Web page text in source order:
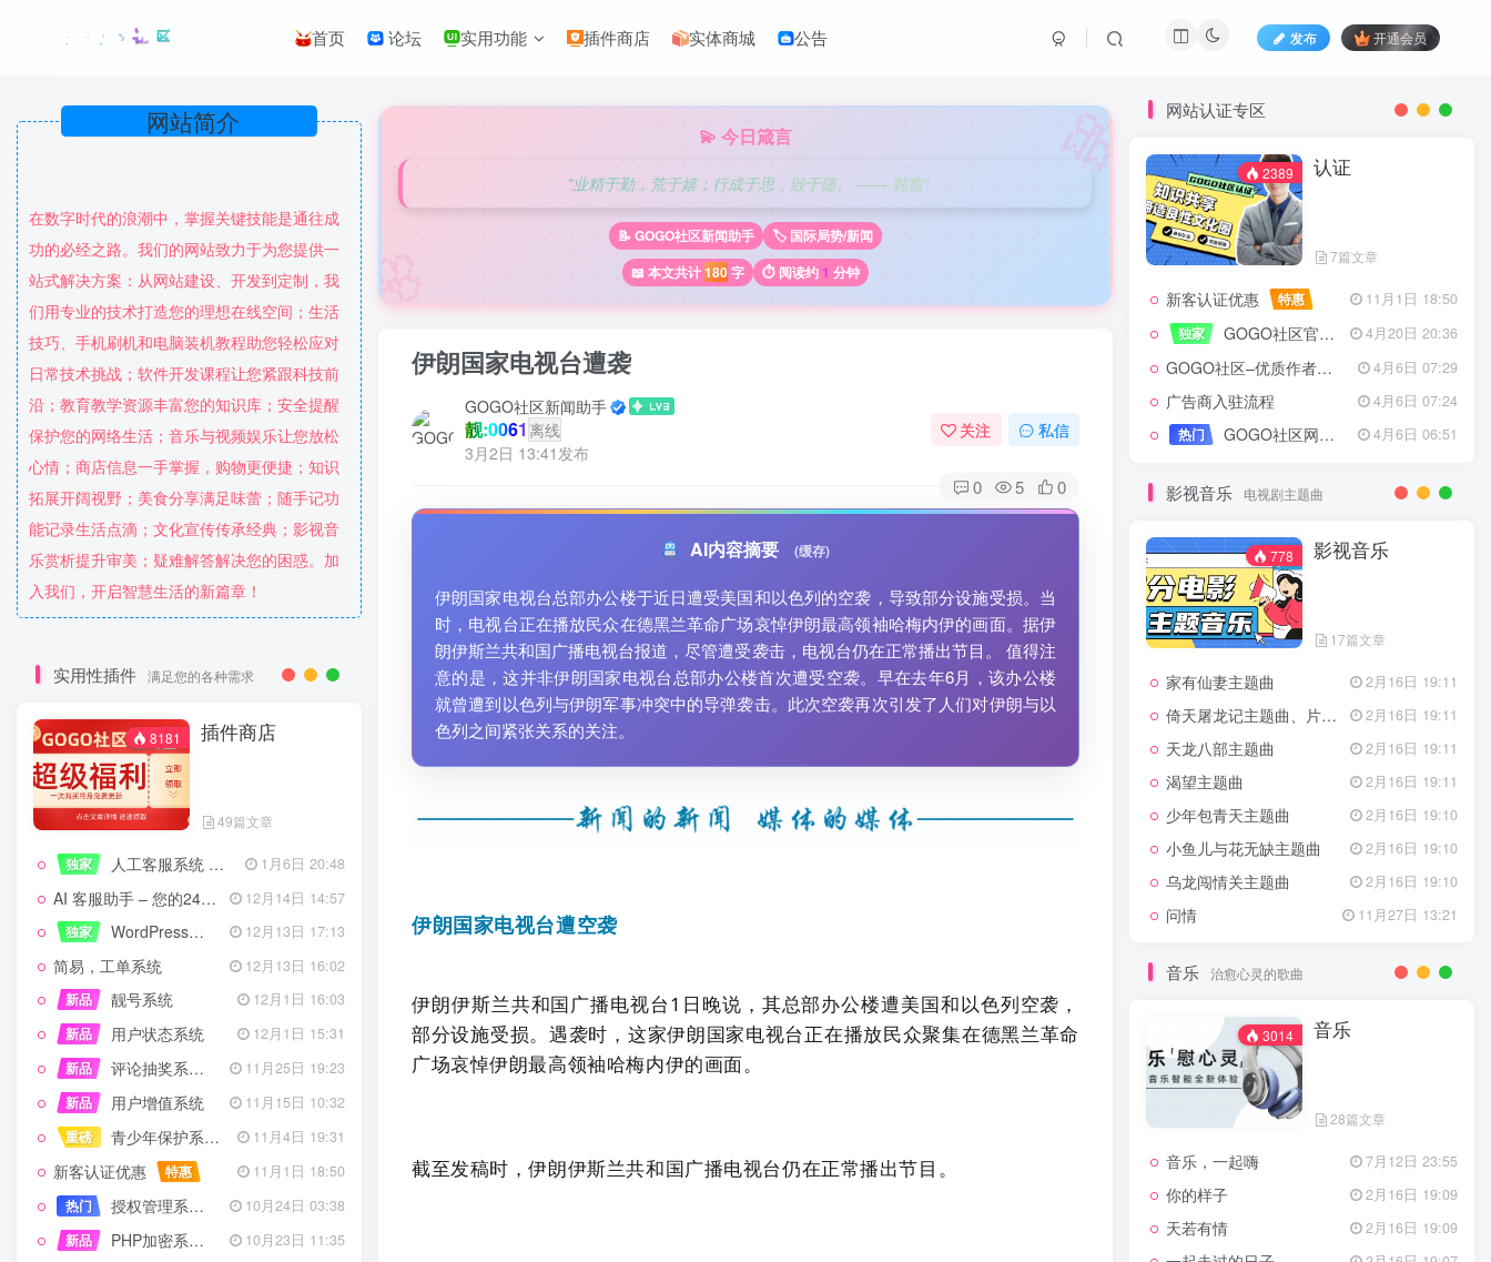
首页 论坛 实用功能 插件商店 实体商城 公告 发布 开通会员
在数字时代的浪潮中，掌握关键技能是通往成
功的必经之路。我们的网站致力于为您提供一
站式解决方案：从网站建设、开发到定制，我
们用专业的技术打造您的理想在线空间；生活
技巧、手机刷机和电脑装机教程助您轻松应对
日常技术挑战；软件开发课程让您紧跟科技前
沿；教育教学资源丰富您的知识库；安全提醒
保护您的网络生活；音乐与视频娱乐让您放松
心情；商店信息一手掌握，购物更便捷；知识
拓展开阔视野；美食分享满足味蕾；随手记功
能记录生活点滴；文化宣传传承经典；影视音
乐赏析提升审美；疑难解答解决您的困惑。加
入我们，开启智慧生活的新篇章！
实用性插件 满足您的各种需求
8181 插件商店
49篇文章
独家 人工客服系统 技术开发文档 1月6日 20:48
AI 客服助手 – 您的24/7智能客服专家
12月14日 14:57
独家
WordPress设备管理器插件 – 专业版 12月13日 17:13
简易，工单系统
12月13日 16:02
新品
靓号系统
12月1日 16:03
新品
用户状态系统
12月1日 15:31
新品
评论抽奖系统 – 完整功能详解
11月25日 19:23
新品
用户增值系统
11月15日 10:32
重磅
青少年保护系统 专为子比主题开发 11月4日 19:31
新客认证优惠 特惠
11月1日 18:50
热门
授权管理系统子比主题专版
10月24日 03:38
新品
PHP加密系统专业版
10月23日 11:35
🎀
🌸
💫 今日箴言
"业精于勤，荒于嬉；行成于思，毁于随。 —— 韩愈"
📝 GOGO社区新闻助手
🏷️ 国际局势/新闻
📖 本文共计180字 ⏱️ 阅读约 1 分钟
伊朗国家电视台遭袭
GOGO社区新闻助手
靓:0061 离线
3月2日 13:41发布
关注 私信
0 5 0
AI内容摘要 (缓存)
伊朗国家电视台总部办公楼于近日遭受美国和以色列的空袭，导致部分设施受损。当
时，电视台正在播放民众在德黑兰革命广场哀悼伊朗最高领袖哈梅内伊的画面。据伊
朗伊斯兰共和国广播电视台报道，尽管遭受袭击，电视台仍在正常播出节目。 值得注
意的是，这并非伊朗国家电视台总部办公楼首次遭受空袭。早在去年6月，该办公楼
就曾遭到以色列与伊朗军事冲突中的导弹袭击。此次空袭再次引发了人们对伊朗与以
色列之间紧张关系的关注。
伊朗国家电视台遭空袭
伊朗伊斯兰共和国广播电视台1日晚说，其总部办公楼遭美国和以色列空袭，
部分设施受损。遇袭时，这家伊朗国家电视台正在播放民众聚集在德黑兰革命
广场哀悼伊朗最高领袖哈梅内伊的画面。
截至发稿时，伊朗伊斯兰共和国广播电视台仍在正常播出节目。
网站认证专区
2389 认证
7篇文章
新客认证优惠 特惠
11月1日 18:50
独家
GOGO社区官方成员认证 4月20日 20:36
GOGO社区–优质作者认证 4月6日 07:29
广告商入驻流程
4月6日 07:24
热门
GOGO社区网站搭建(自助服务) 4月6日 06:51
影视音乐 电视剧主题曲
778 影视音乐
17篇文章
家有仙妻主题曲 2月16日 19:11
倚天屠龙记主题曲、片头曲 2月16日 19:11
天龙八部主题曲 2月16日 19:11
渴望主题曲 2月16日 19:11
少年包青天主题曲 2月16日 19:10
小鱼儿与花无缺主题曲 2月16日 19:10
乌龙闯情关主题曲 2月16日 19:10
问情 11月27日 13:21
音乐 治愈心灵的歌曲
3014 音乐
28篇文章
音乐，一起嗨 7月12日 23:55
你的样子 2月16日 19:09
天若有情 2月16日 19:09
新客认证优惠 特惠
11月1日 18:50
独家
GOGO社区官方成员认证
GOGO社区–优质作者认证
广告商入驻流程
4月6日 07:24
热门
GOGO社区网站搭建(自助服务) 4月6日 06:51
电视剧主题曲
影视音乐
17篇文章
家有仙妻主题曲 2月16日 19:11
倚天屠龙记主题曲、片头曲 2月16日 19:11
渴望主题曲
少年包青天主题曲
小鱼儿与花无缺主题曲
乌龙闯情关主题曲 2月16日 19:10
问情 11月27日 13:21
治愈心灵的歌曲